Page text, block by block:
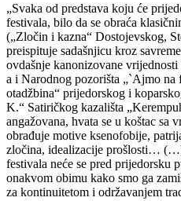
„Svaka od predstava koju će
festivala, bilo da se obraća
(„Zločin i kazna“ Dostojevskog,
preispituje sadašnjicu kroz
ovdašnje kanonizovane
a i Narodnog pozorišta „`Ajmo na
otadžbina“ prijedorskog i
K.“ Satiričkog kazališta
angažovana, hvata se u koštac sa
obrađuje motive ksenofobije,
zločina, idealizacije prošlosti…
festivala neće se pred prijedorsku
onakvom obimu kako smo ga
za kontinuitetom i održavanjem